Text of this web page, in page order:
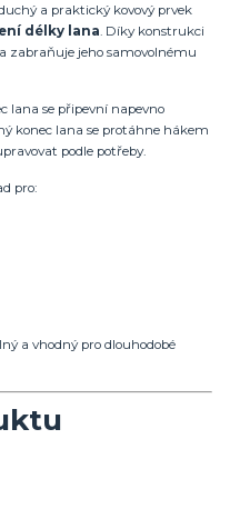
a praktický kovový prvek
délky lana. Díky konstrukci
zabraňuje jeho samovolnému
lana se připevní napevno
konec lana se protáhne hákem
podle potřeby.
pro:
a vhodný pro dlouhodobé